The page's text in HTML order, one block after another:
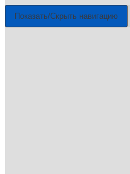
Показать/Скрыть навигацию